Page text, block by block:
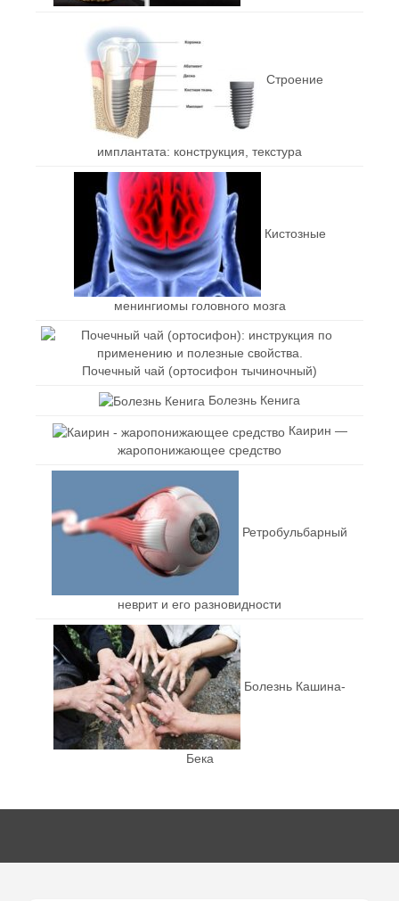
Строение
имплантата: конструкция, текстура
Кистозные
менингиомы головного мозга
Почечный чай (ортосифон тычиночный)
Болезнь Кенига
Каирин —
жаропонижающее средство
Ретробульбарный
неврит и его разновидности
Болезнь Кашина-
Бека